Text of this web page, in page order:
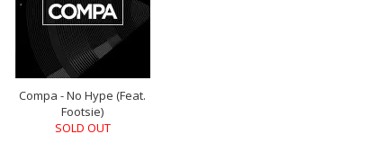
Compa - No Hype (Feat.
Footsie)
SOLD OUT